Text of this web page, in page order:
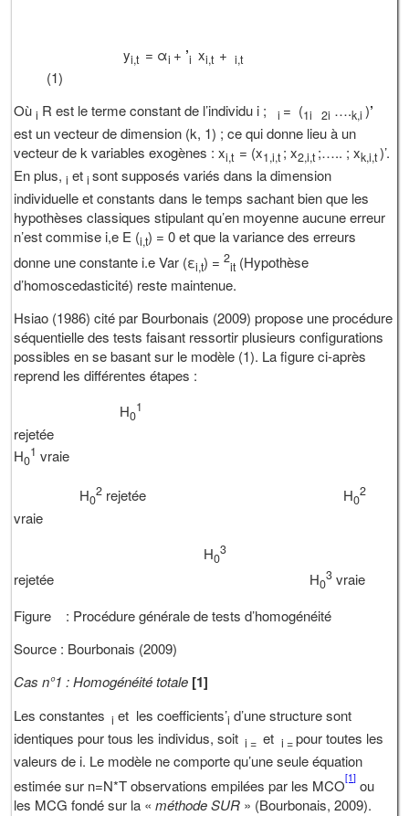
yi,t = αi + ’i xi,t +i,t
(1)
Oùi R est le terme constant de l’individu i ;i = (1i 2i ….k,i)’
est un vecteur de dimension (k, 1) ; ce qui donne lieu à un
vecteur de k variables exogènes : xi,t = (x1,i,t; x2,i,t;….. ; xk,i,t)’.
En plus,i etisont supposés variés dans la dimension
individuelle et constants dans le temps sachant bien que les
hypothèses classiques stipulant qu’en moyenne aucune erreur
n’est commise i,e E (i,t) = 0 et que la variance des erreurs
donne une constante i.e Var (εi,t) =2
it(Hypothèse
d’homoscedasticité) reste maintenue.
Hsiao (1986) cité par Bourbonais (2009) propose une procédure
séquentielle des tests faisant ressortir plusieurs configurations
possibles en se basant sur le modèle (1). La figure ci-après
reprend les différentes étapes :
H0
1
rejetée
H0
1 vraie
H0
2 rejetée H0
2
vraie
H0
3
rejetée H0
3 vraie
Figure : Procédure générale de tests d’homogénéité
Source : Bourbonais (2009)
Cas n°1 : Homogénéité totale [1]
Les constantes i et les coefficients’i d’une structure sont
identiques pour tous les individus, soit i = eti =pour toutes les
valeurs de i. Le modèle ne comporte qu’une seule équation
estimée sur n=N*T observations empilées par les MCO[1] ou
les MCG fondé sur la «méthode SUR » (Bourbonais, 2009).